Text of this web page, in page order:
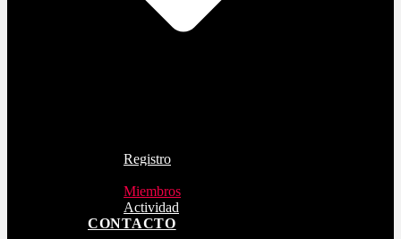
Registro
Miembros
Actividad
CONTACTO